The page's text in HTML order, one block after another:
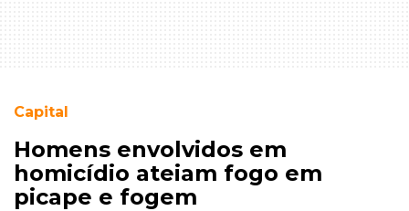
Capital
Homens envolvidos em
homicídio ateiam fogo em
picape e fogem